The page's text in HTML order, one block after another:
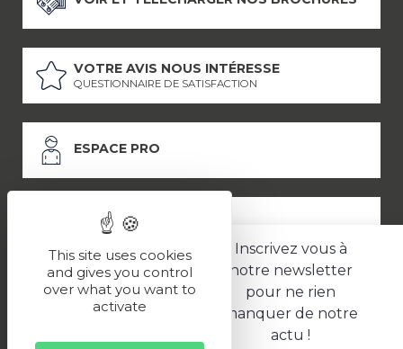
Inscrivez vous à
notre newsletter
pour ne rien
manquer de notre
actu !
VOTRE AVIS NOUS INTÉRESSE
QUESTIONNAIRE DE SATISFACTION
ESPACE PRO
ESPACE PRESSE
LES PARTENAIRES
Politique de confidentialité
This site uses cookies
and gives you control
over what you want to
activate